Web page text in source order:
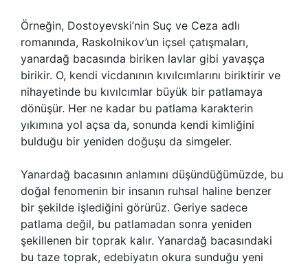
Örneğin, Dostoyevski’nin Suç ve Ceza adlı
romanında, Raskolnikov’un içsel çatışmaları,
yanardağ bacasında biriken lavlar gibi yavaşça
birikir. O, kendi vicdanının kıvılcımlarını biriktirir ve
nihayetinde bu kıvılcımlar büyük bir patlamaya
dönüşür. Her ne kadar bu patlama karakterin
yıkımına yol açsa da, sonunda kendi kimliğini
bulduğu bir yeniden doğuşu da simgeler.
Yanardağ bacasının anlamını düşündüğümüzde, bu
doğal fenomenin bir insanın ruhsal haline benzer
bir şekilde işlediğini görürüz. Geriye sadece
patlama değil, bu patlamadan sonra yeniden
şekillenen bir toprak kalır. Yanardağ bacasındaki
bu taze toprak, edebiyatın okura sunduğu yeni